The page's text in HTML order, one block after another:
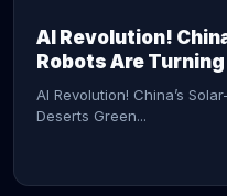
AI Revolution!
Robots Are
AI Revolution! China’s
Deserts Green...